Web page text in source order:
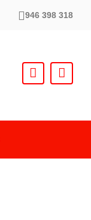
946 398 318